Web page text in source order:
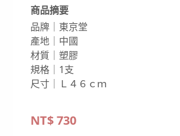
商品摘要
品牌｜東京堂
產地｜中國
材質｜塑膠
規格｜1支
尺寸｜Ｌ４６ｃｍ
NT$730